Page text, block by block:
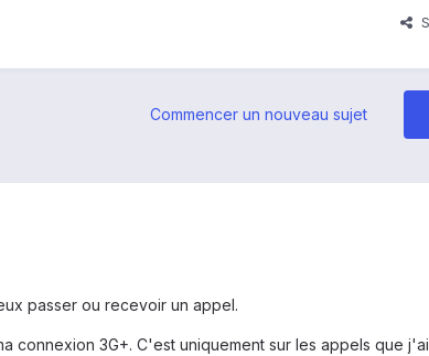
Commencer un nouveau sujet
passer ou recevoir un appel.
3G+. C'est uniquement sur les appels que